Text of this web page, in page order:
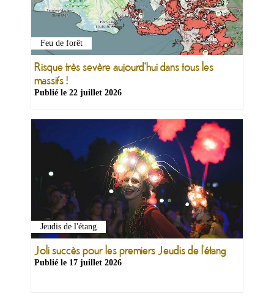
Feu de forêt
Risque très sevère aujourd'hui dans tous les
massifs !
Publié le 22 juillet 2026
Jeudis de l'étang
Joli succès pour les premiers Jeudis de l’étang
Publié le 17 juillet 2026